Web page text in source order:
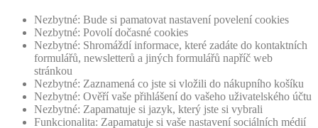
Nezbytné: Bude si pamatovat nastavení povelení cookies
Nezbytné: Povolí dočasné cookies
Nezbytné: Shromáždí informace, které zadáte do kontaktních
formulářů, newsletterů a jiných formulářů napříč web
stránkou
Nezbytné: Zaznamená co jste si vložili do nákupního košíku
Nezbytné: Ověří vaše přihlášení do vašeho uživatelského účtu
Nezbytné: Zapamatuje si jazyk, který jste si vybrali
Funkcionalita: Zapamatuje si vaše nastavení sociálních médií